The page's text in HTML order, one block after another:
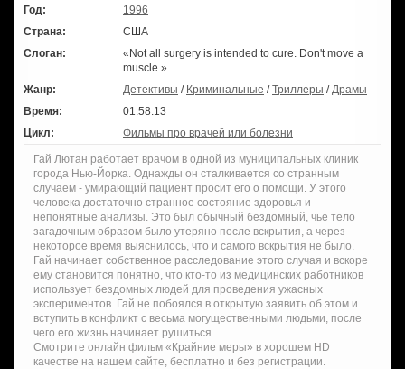
Год:
1996
Страна:
США
Слоган:
«Not all surgery is intended to cure. Don't move a
muscle.»
Жанр:
Детективы / Криминальные /Триллеры /Драмы
Время:
01:58:13
Цикл:
Фильмы про врачей или болезни
Гай Лютан работает врачом в одной из муниципальных клиник
города Нью-Йорка. Однажды он сталкивается со странным
случаем - умирающий пациент просит его о помощи. У этого
человека достаточно странное состояние здоровья и
непонятные анализы. Это был обычный бездомный, чье тело
загадочным образом было утеряно после вскрытия, а через
некоторое время выяснилось, что и самого вскрытия не было.
Гай начинает собственное расследование этого случая и вскоре
ему становится понятно, что кто-то из медицинских работников
использует бездомных людей для проведения ужасных
экспериментов. Гай не побоялся в открытую заявить об этом и
вступить в конфликт с весьма могущественными людьми, после
чего его жизнь начинает рушиться...
Смотрите онлайн фильм «Крайние меры» в хорошем HD
качестве на нашем сайте, бесплатно и без регистрации.